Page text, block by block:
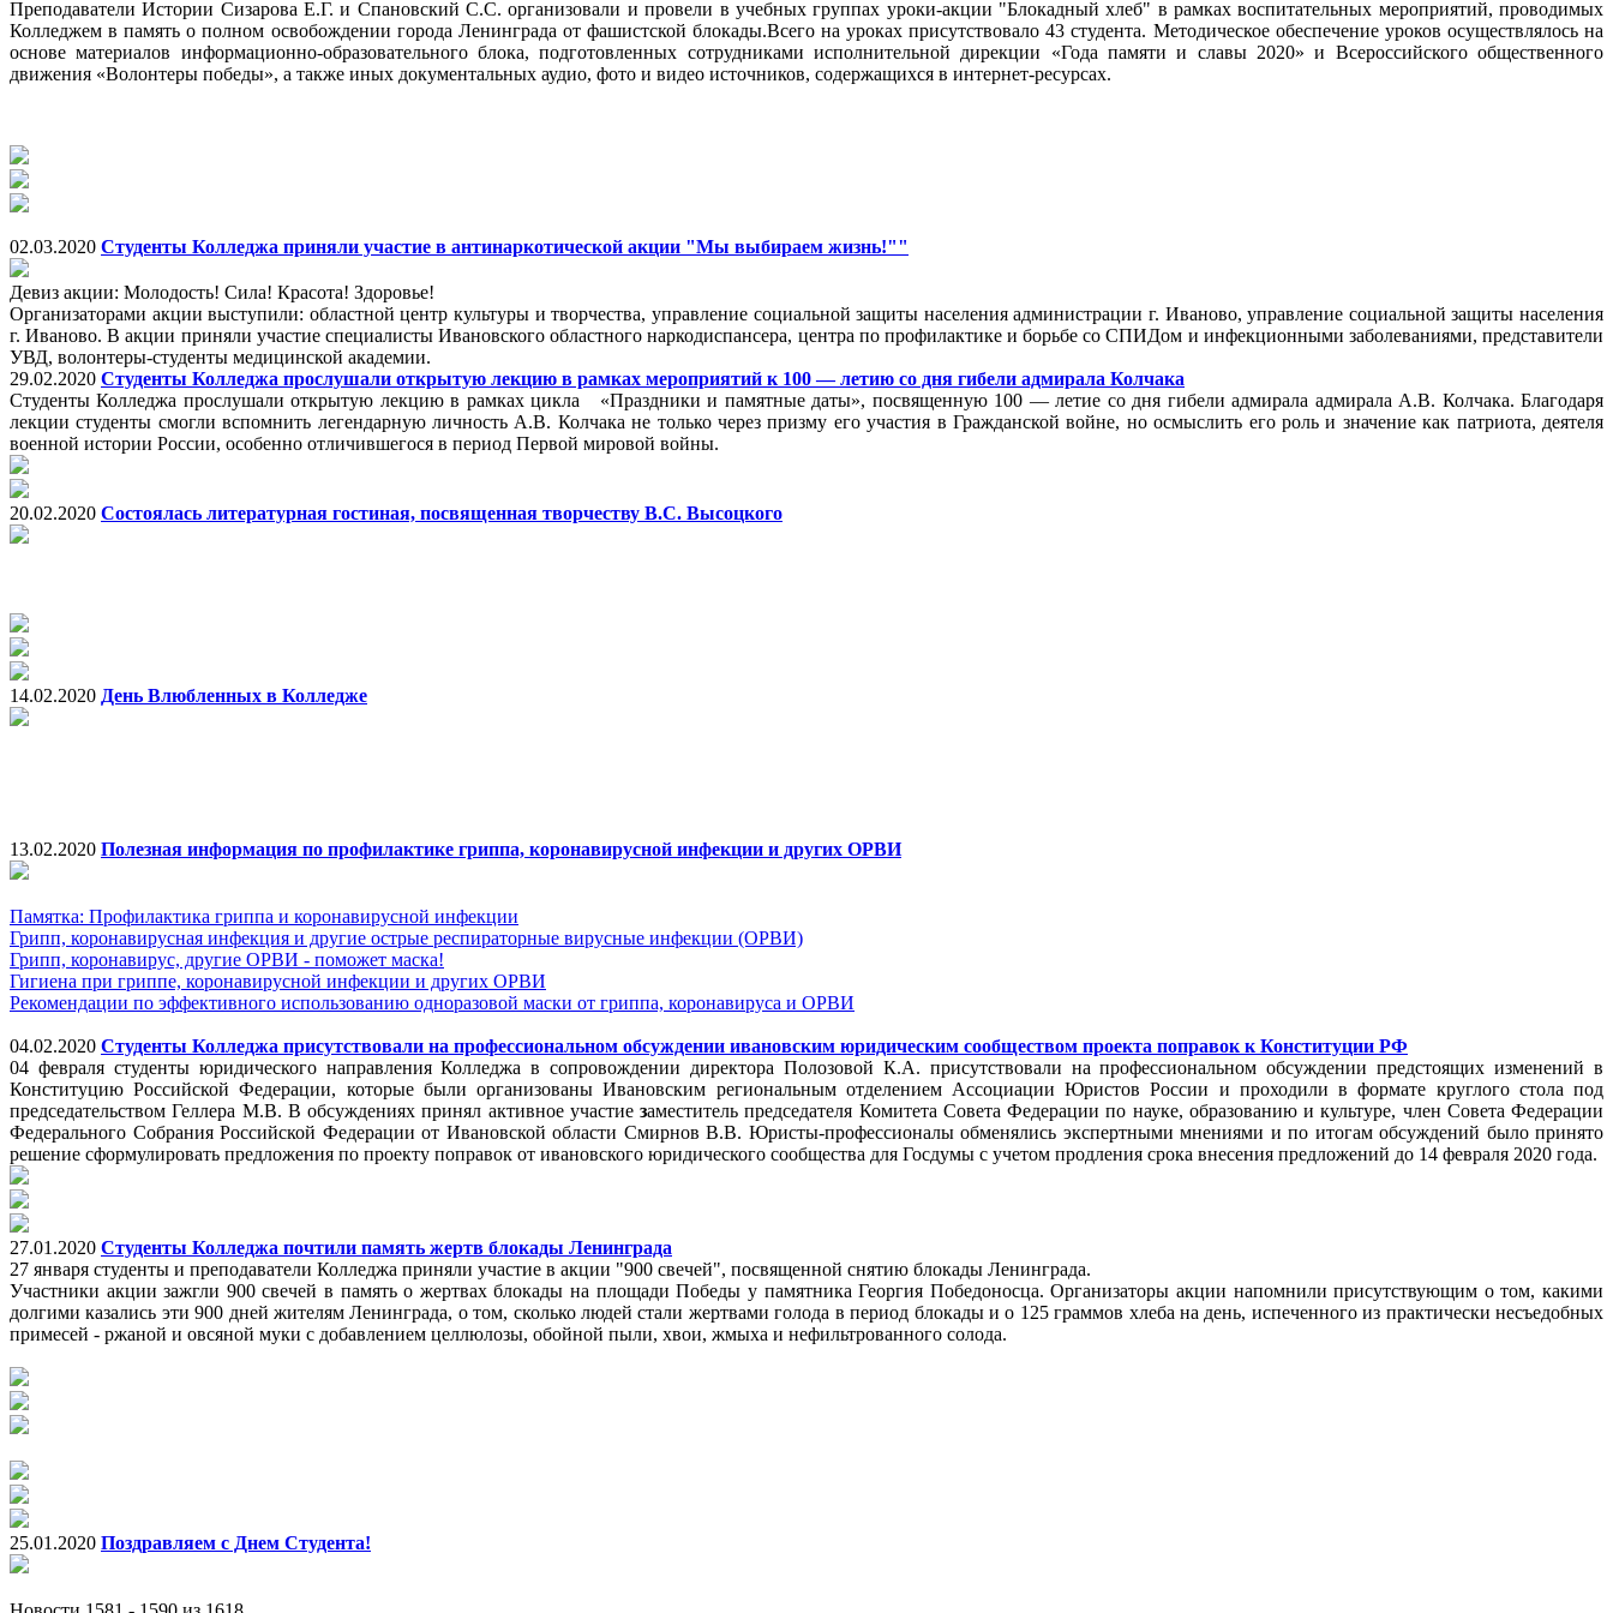
Преподаватели Истории Сизарова Е.Г. и Спановский С.С. организовали и провели в учебных группах уроки-акции "Блокадный хлеб" в рамках воспитательных мероприятий, проводимых
Колледжем в память о полном освобождении города Ленинграда от фашистской блокады.Всего на уроках присутствовало 43 студента. Методическое обеспечение уроков осуществлялось на
основе материалов информационно-образовательного блока, подготовленных сотрудниками исполнительной дирекции «Года памяти и славы 2020» и Всероссийского общественного
движения «Волонтеры победы», а также иных документальных аудио, фото и видео источников, содержащихся в интернет-ресурсах.
02.03.2020 Студенты Колледжа приняли участие в антинаркотической акции "Мы выбираем жизнь!""
Девиз акции: Молодость! Сила! Красота! Здоровье!
Организаторами акции выступили: областной центр культуры и творчества, управление социальной защиты населения администрации г. Иваново, управление социальной защиты населения
г. Иваново. В акции приняли участие специалисты Ивановского областного наркодиспансера, центра по профилактике и борьбе со СПИДом и инфекционными заболеваниями, представители
УВД, волонтеры-студенты медицинской академии.
29.02.2020 Студенты Колледжа прослушали открытую лекцию в рамках мероприятий к 100 — летию со дня гибели адмирала Колчака
Студенты Колледжа прослушали открытую лекцию в рамках цикла «Праздники и памятные даты», посвященную 100 — летие со дня гибели адмирала адмирала А.В. Колчака. Благодаря
лекции студенты смогли вспомнить легендарную личность А.В. Колчака не только через призму его участия в Гражданской войне, но осмыслить его роль и значение как патриота, деятеля
военной истории России, особенно отличившегося в период Первой мировой войны.
20.02.2020 Состоялась литературная гостиная, посвященная творчеству В.С. Высоцкого
14.02.2020 День Влюбленных в Колледже
13.02.2020 Полезная информация по профилактике гриппа, коронавирусной инфекции и других ОРВИ
Памятка: Профилактика гриппа и коронавирусной инфекции
Грипп, коронавирусная инфекция и другие острые респираторные вирусные инфекции (ОРВИ)
Грипп, коронавирус, другие ОРВИ - поможет маска!
Гигиена при гриппе, коронавирусной инфекции и других ОРВИ
Рекомендации по эффективного использованию одноразовой маски от гриппа, коронавируса и ОРВИ
04.02.2020 Студенты Колледжа присутствовали на профессиональном обсуждении ивановским юридическим сообществом проекта поправок к Конституции РФ
04 февраля студенты юридического направления Колледжа в сопровождении директора Полозовой К.А. присутствовали на профессиональном обсуждении предстоящих изменений в
Конституцию Российской Федерации, которые были организованы Ивановским региональным отделением Ассоциации Юристов России и проходили в формате круглого стола под
председательством Геллера М.В. В обсуждениях принял активное участие заместитель председателя Комитета Совета Федерации по науке, образованию и культуре, член Совета Федерации
Федерального Собрания Российской Федерации от Ивановской области Смирнов В.В. Юристы-профессионалы обменялись экспертными мнениями и по итогам обсуждений было принято
решение сформулировать предложения по проекту поправок от ивановского юридического сообщества для Госдумы с учетом продления срока внесения предложений до 14 февраля 2020 года.
27.01.2020 Студенты Колледжа почтили память жертв блокады Ленинграда
27 января студенты и преподаватели Колледжа приняли участие в акции "900 свечей", посвященной снятию блокады Ленинграда.
Участники акции зажгли 900 свечей в память о жертвах блокады на площади Победы у памятника Георгия Победоносца.Организаторы акции напомнили присутствующим о том, какими
долгими казались эти 900 дней жителям Ленинграда, о том, сколько людей стали жертвами голода в период блокады и о 125 граммов хлеба на день, испеченного из практически несъедобных
примесей - ржаной и овсяной муки с добавлением целлюлозы, обойной пыли, хвои, жмыха и нефильтрованного солода.
25.01.2020 Поздравляем с Днем Студента!